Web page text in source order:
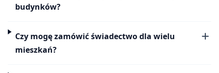
budynków?
Czy mogę zamówić świadectwo dla wielu
mieszkań?